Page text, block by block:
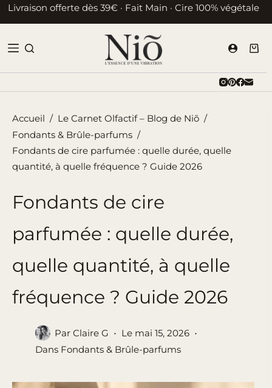
Passer
au
Livraison offerte dès 39€ · Fait Main · Cire 100% végétale
Accueil / Le Carnet Olfactif – Blog de Niõ /
Fondants & Brûle-parfums /
Fondants de cire parfumée : quelle durée, quelle
quantité, à quelle fréquence ? Guide 2026
Fondants de cire
parfumée : quelle durée,
quelle quantité, à quelle
fréquence ? Guide 2026
Par Claire G Le mai 15, 2026
Dans Fondants & Brûle-parfums